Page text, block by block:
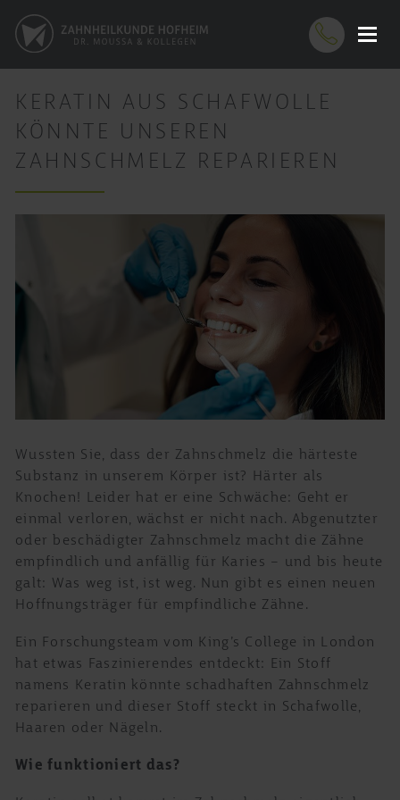
KERATIN AUS SCHAFWOLLE
KÖNNTE UNSEREN
ZAHNSCHMELZ REPARIEREN
Wussten Sie, dass der Zahnschmelz die härteste
Substanz in unserem Körper ist? Härter als
Knochen! Leider hat er eine Schwäche: Geht er
einmal verloren, wächst er nicht nach. Abgenutzter
oder beschädigter Zahnschmelz macht die Zähne
empfindlich und anfällig für Karies – und bis heute
galt: Was weg ist, ist weg. Nun gibt es einen neuen
Hoffnungsträger für empfindliche Zähne.
Ein Forschungsteam vom King’s College in London
hat etwas Faszinierendes entdeckt: Ein Stoff
namens Keratin könnte schadhaften Zahnschmelz
reparieren und dieser Stoff steckt in Schafwolle,
Haaren oder Nägeln.
Wie funktioniert das?